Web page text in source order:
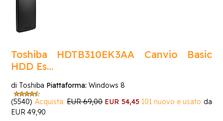
Toshiba HDTB310EK3AA Canvio Basic
HDD Es…
di Toshiba Piattaforma: Windows 8
(5540) Acquista:EUR 69,00 EUR 54,45 101 nuovo e usato da
EUR 49,90